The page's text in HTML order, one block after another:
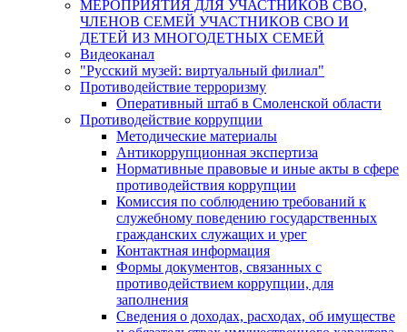
МЕРОПРИЯТИЯ ДЛЯ УЧАСТНИКОВ СВО,
ЧЛЕНОВ СЕМЕЙ УЧАСТНИКОВ СВО И
ДЕТЕЙ ИЗ МНОГОДЕТНЫХ СЕМЕЙ
Видеоканал
"Русский музей: виртуальный филиал"
Противодействие терроризму
Оперативный штаб в Смоленской области
Противодействие коррупции
Методические материалы
Антикоррупционная экспертиза
Нормативные правовые и иные акты в сфере
противодействия коррупции
Комиссия по соблюдению требований к
служебному поведению государственных
гражданских служащих и урег
Контактная информация
Формы документов, связанных с
противодействием коррупции, для
заполнения
Сведения о доходах, расходах, об имуществе